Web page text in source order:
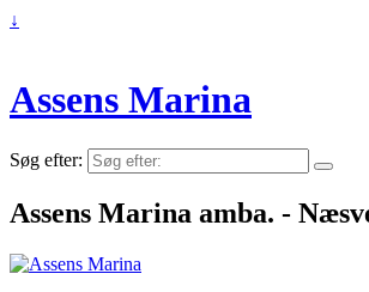
↓
Assens Marina
Søg efter:
Assens Marina amba. -